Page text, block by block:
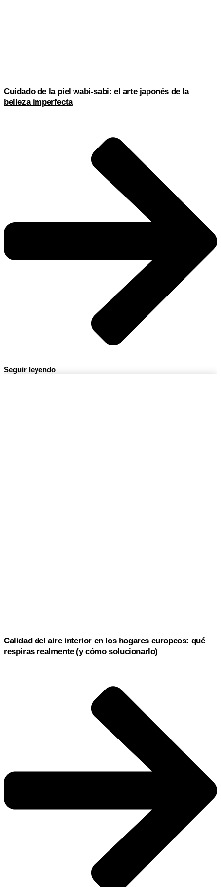
Cuidado de la piel wabi-sabi: el arte japonés de la
belleza imperfecta
Seguir leyendo
Calidad del aire interior en los hogares europeos: qué
respiras realmente (y cómo solucionarlo)